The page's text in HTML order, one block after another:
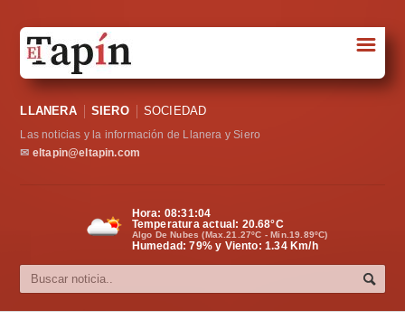
Sociedad
Política
Cultura
☰
LLANERA SIERO SOCIEDAD
Las noticias y la información de Llanera y Siero
✉ eltapin@eltapin.com
Hora: 08:31:05
Temperatura actual: 20.68°C
Algo De Nubes (Max.21.27ºC - Min.19.89ºC)
Humedad: 79% y Viento: 1.34 Km/h